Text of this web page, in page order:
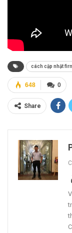
cách cập nhật
0
648
Share